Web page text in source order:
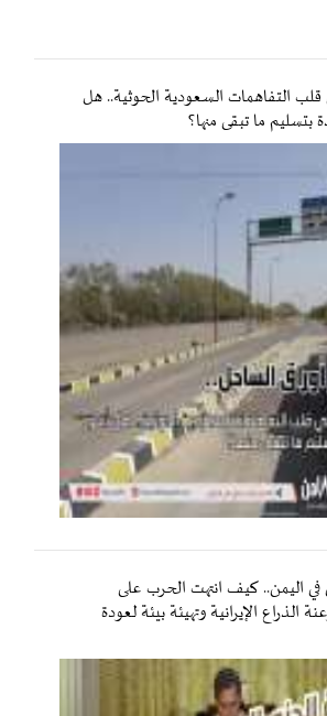
التفاهمات السعودية الحوثية.. هل
بتسليم ما تبقى منها؟
اليمن.. كيف انتهت الحرب على
الذراع الإيرانية وتهيئة بيئة لعودة